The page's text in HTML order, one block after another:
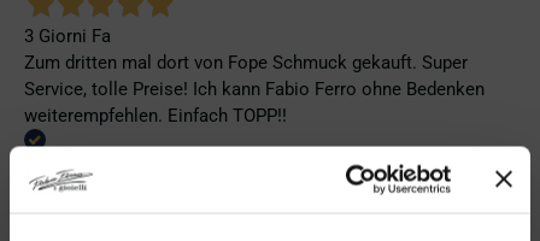
3 Giorni Fa
Zum dritten mal dort von Fope Schmuck gekauft. Super
Service, tolle Preise! Ich kann Fabio Ferro ohne Bedenken
weiterempfehlen. Einfach TOPP!!
Acquirente verificato